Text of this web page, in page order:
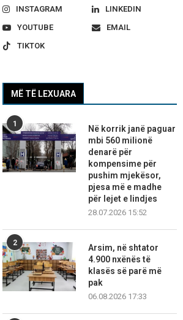
INSTAGRAM
LINKEDIN
YOUTUBE
EMAIL
TIKTOK
MË TË LEXUARA
1
Në korrik janë paguar
mbi 560 milionë
denarë për
kompensime për
pushim mjekësor,
pjesa më e madhe
për lejet e lindjes
28.07.2026 15:52
2
Arsim, në shtator
4.900 nxënës të
klasës së parë më
pak
06.08.2026 17:33